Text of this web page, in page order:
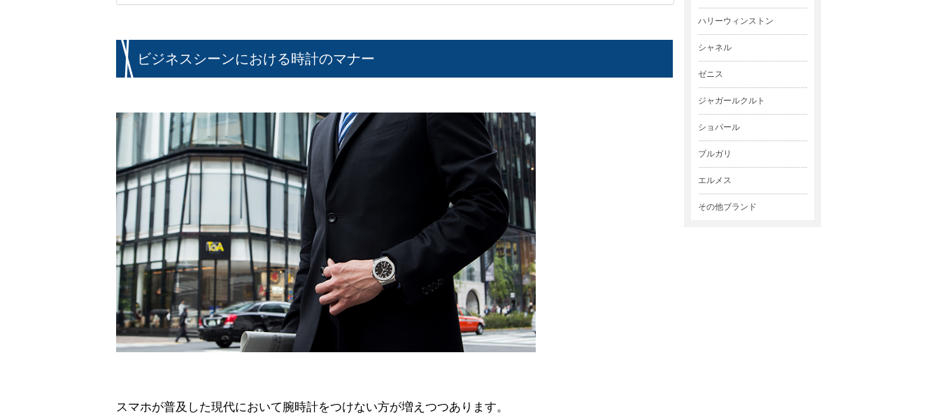
ビジネスシーンにおける時計のマナー
スマホが普及した現代において腕時計をつけない方が増えつつあります。
ハリーウィンストン
シャネル
ゼニス
ジャガールクルト
ショパール
ブルガリ
エルメス
その他ブランド